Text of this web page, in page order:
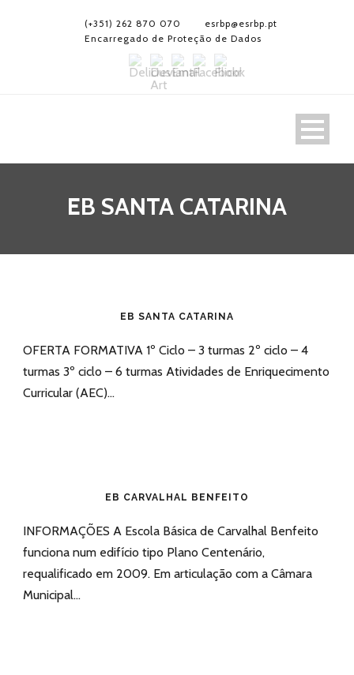
(+351) 262 870 070
esrbp@esrbp.pt
Encarregado de Proteção de Dados
EB SANTA CATARINA
EB SANTA CATARINA
OFERTA FORMATIVA 1º Ciclo – 3 turmas 2º ciclo – 4
turmas 3º ciclo – 6 turmas Atividades de Enriquecimento
Curricular (AEC)...
EB CARVALHAL BENFEITO
INFORMAÇÕES A Escola Básica de Carvalhal Benfeito
funciona num edifício tipo Plano Centenário,
requalificado em 2009. Em articulação com a Câmara
Municipal...